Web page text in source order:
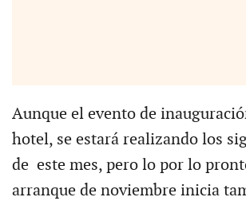
Aunque el evento de
hotel, se estará realizando los
de este mes, pero lo por lo
arranque de noviembre inicia